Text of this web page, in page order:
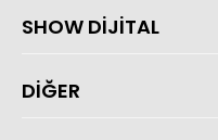
SHOW DİJİTAL
DİĞER